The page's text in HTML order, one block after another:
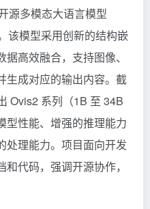
源多模态大语言模型
该模型采用创新的结构嵌
高效融合，支持图像、
生成对应的输出内容。截
Ovis2 系列（1B 至 34B
型性能、增强的推理能力
处理能力。项目面向开发
代码，强调开源协作，